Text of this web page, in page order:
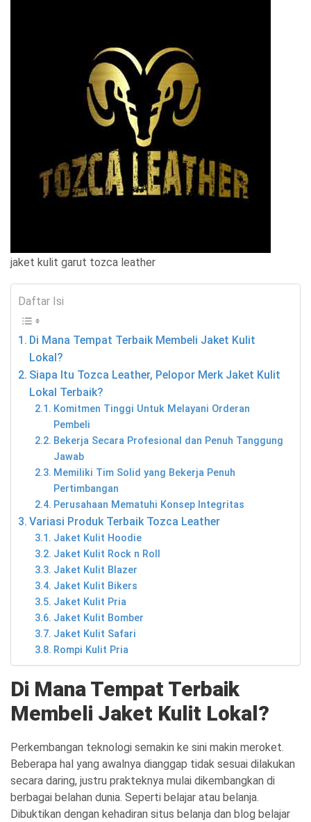
jaket kulit garut tozca leather
Daftar Isi
Di Mana Tempat Terbaik Membeli Jaket Kulit
Lokal?
Siapa Itu Tozca Leather, Pelopor Merk Jaket Kulit
Lokal Terbaik?
Komitmen Tinggi Untuk Melayani Orderan
Pembeli
Bekerja Secara Profesional dan Penuh Tanggung
Jawab
Memiliki Tim Solid yang Bekerja Penuh
Pertimbangan
Perusahaan Mematuhi Konsep Integritas
Variasi Produk Terbaik Tozca Leather
Jaket Kulit Hoodie
Jaket Kulit Rock n Roll
Jaket Kulit Blazer
Jaket Kulit Bikers
Jaket Kulit Pria
Jaket Kulit Bomber
Jaket Kulit Safari
Rompi Kulit Pria
Di Mana Tempat Terbaik
Membeli Jaket Kulit Lokal?
Perkembangan teknologi semakin ke sini makin meroket.
Beberapa hal yang awalnya dianggap tidak sesuai dilakukan
secara daring, justru prakteknya mulai dikembangkan di
berbagai belahan dunia. Seperti belajar atau belanja.
Dibuktikan dengan kehadiran situs belanja dan blog belajar